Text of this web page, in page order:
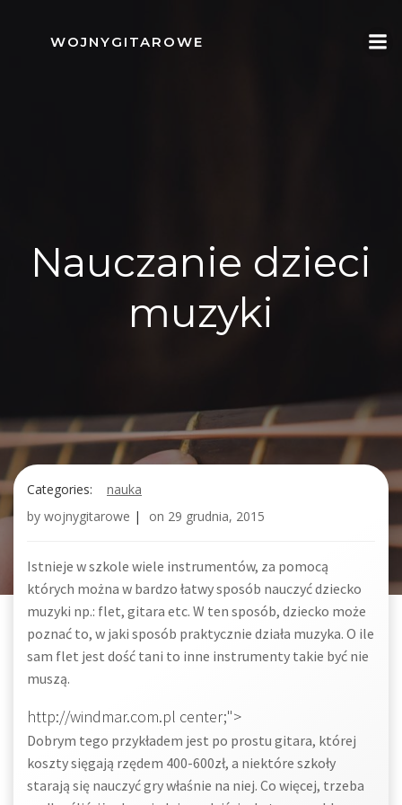
content
WOJNYGITAROWE
Nauczanie dzieci
muzyki
Categories:
nauka
by wojnygitarowe | on 29 grudnia, 2015
Istnieje w szkole wiele instrumentów, za pomocą
których można w bardzo łatwy sposób nauczyć dziecko
muzyki np.: flet, gitara etc. W ten sposób, dziecko może
poznać to, w jaki sposób praktycznie działa muzyka. O ile
sam flet jest dość tani to inne instrumenty takie być nie
muszą.
http://windmar.com.pl center;">
Dobrym tego przykładem jest po prostu gitara, której
koszty sięgają rzędem 400-600zł, a niektóre szkoły
starają się nauczyć gry właśnie na niej. Co więcej, trzeba